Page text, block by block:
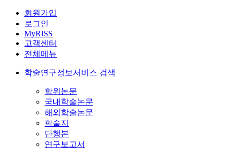
회원가입
로그인
MyRISS
고객센터
전체메뉴
학술연구정보서비스 검색
학위논문
국내학술논문
해외학술논문
학술지
단행본
연구보고서